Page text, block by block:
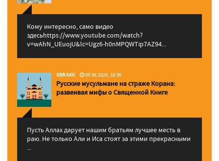
Кому интересно, само видео
здесьhttps://www.youtube.com/watch?
v=wAhN_UEuojU&lc=Ugz6-h0nMPQWTip7AZ94...
KRR AKK 09.06.2024, 18:56
Русские мусульмане на страже Корана:
pазвеивая мифы о Священной Книге
Пусть Аллах дарует нашим братьям лучшее месть в
раю. Не только Али и Иса стоят за этими прекрасными
...